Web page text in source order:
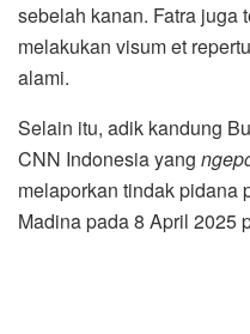
sebelah kanan. Fatra juga
melakukan visum et
alami.
Selain itu, adik kandung
CNN Indonesia yang
melaporkan tindak pidana
Madina pada 8 April 2025